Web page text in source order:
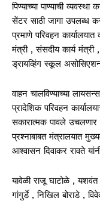
पिण्याच्या पाण्याची
सेंटर साठी जागा उपलब्ध
प्रमाणे परिवहन
मंत्री , संसदीय कार्य मंत्री ,
ड्रायव्हिंग स्कूल
वाहन चालविण्याच्या
प्रादेशिक परिवहन
सकारात्मक पावले उचलणार
प्रश्नाबाबत मंत्रालयात
आश्वासन दिवाकर रावते
यावेळी राजू घाटोळे , यशवंत
गांगुर्डे , निखिल बोराडे ,